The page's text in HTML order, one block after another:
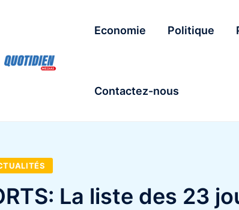
Economie Politique
Contactez-nous
La liste des 23